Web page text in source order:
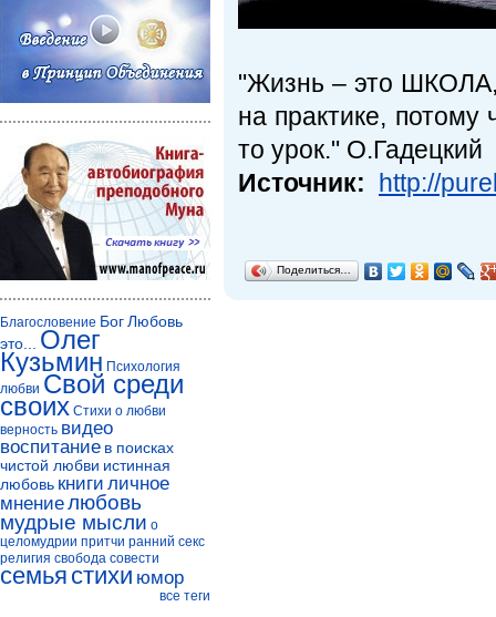
"Жизнь – это ШКОЛА,
на практике, потому
то урок." О.Гадецкий
Источник: http://
Поделиться…
Благословение БогЛюбовь
это...
Олег
Кузьмин Психология
любви Свой среди
своих Стихи о любви
верность видео
воспитание в поисках
чистой любви истинная
любовь книги личное
мнениелюбовь
мудрые мысли о
целомудрии притчи ранний секс
религия свобода совести
семья стихи юмор
все теги